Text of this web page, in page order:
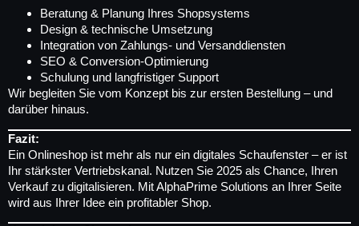
Beratung & Planung Ihres Shopsystems
Design & technische Umsetzung
Integration von Zahlungs- und Versanddiensten
SEO & Conversion-Optimierung
Schulung und langfristiger Support
Wir begleiten Sie vom Konzept bis zur ersten Bestellung – und
darüber hinaus.
Fazit:
Ein Onlineshop ist mehr als nur ein digitales Schaufenster – er ist
Ihr stärkster Vertriebskanal. Nutzen Sie 2025 als Chance, Ihren
Verkauf zu digitalisieren. Mit AlphaPrime Solutions an Ihrer Seite
wird aus Ihrer Idee ein profitabler Shop.